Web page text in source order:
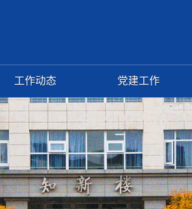
工作动态 党建工作